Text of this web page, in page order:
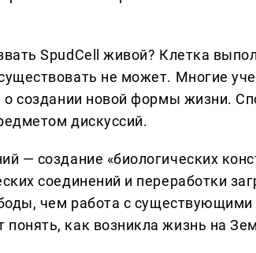
SpudCell живой? Клетка
не может. Многие
о создании новой формы жизни.
дискуссий.
— создание «биологических
соединений и переработки
чем работа с существующими
как возникла жизнь на